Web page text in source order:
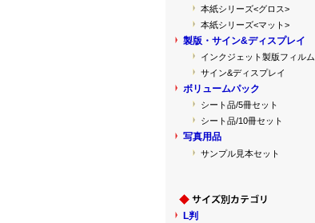
本紙シリーズ<グロス>
本紙シリーズ<マット>
製版・サイン&ディスプレイ
インクジェット製版フィルム
サイン&ディスプレイ
ボリュームパック
シート品/5冊セット
シート品/10冊セット
写真用品
サンプル見本セット
L判